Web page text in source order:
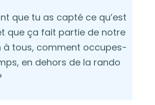
que tu as capté ce qu’est
que ça fait partie de notre
à tous, comment occupes-
en dehors de la rando